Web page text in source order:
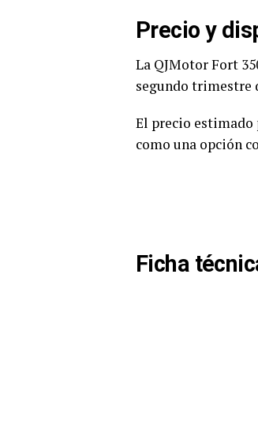
Precio y
La QJMotor Fort
segundo trimestre
El precio estimado
como una opción
Ficha